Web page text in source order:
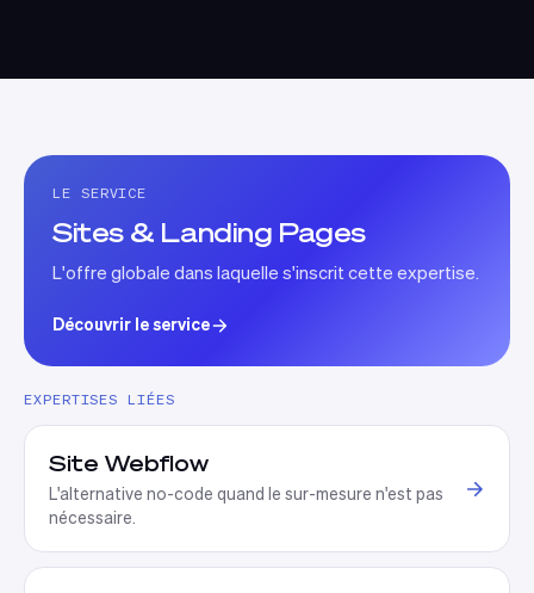
LE SERVICE
Sites & Landing Pages
L'offre globale dans laquelle s'inscrit cette expertise.
Découvrir le service
EXPERTISES LIÉES
Site Webflow
L'alternative no-code quand le sur-mesure n'est pas
nécessaire.